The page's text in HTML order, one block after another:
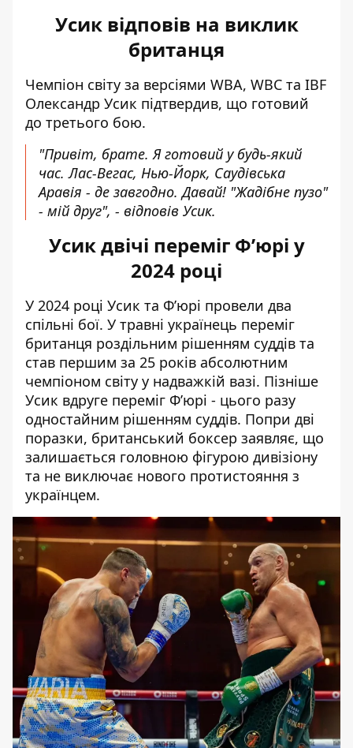
Усик відповів на виклик
британця
Чемпіон світу за версіями WBA, WBC та IBF
Олександр Усик підтвердив, що готовий
до третього бою.
"Привіт, брате. Я готовий у будь-який
час. Лас-Вегас, Нью-Йорк, Саудівська
Аравія - де завгодно. Давай! "Жадібне пузо"
- мій друг", - відповів Усик.
Усик двічі переміг Ф’юрі у
2024 році
У 2024 році Усик та Ф’юрі провели два
спільні бої. У травні українець переміг
британця роздільним рішенням суддів та
став першим за 25 років абсолютним
чемпіоном світу у надважкій вазі. Пізніше
Усик вдруге переміг Ф’юрі - цього разу
одностайним рішенням суддів. Попри дві
поразки, британський боксер заявляє, що
залишається головною фігурою дивізіону
та не виключає нового протистояння з
українцем.